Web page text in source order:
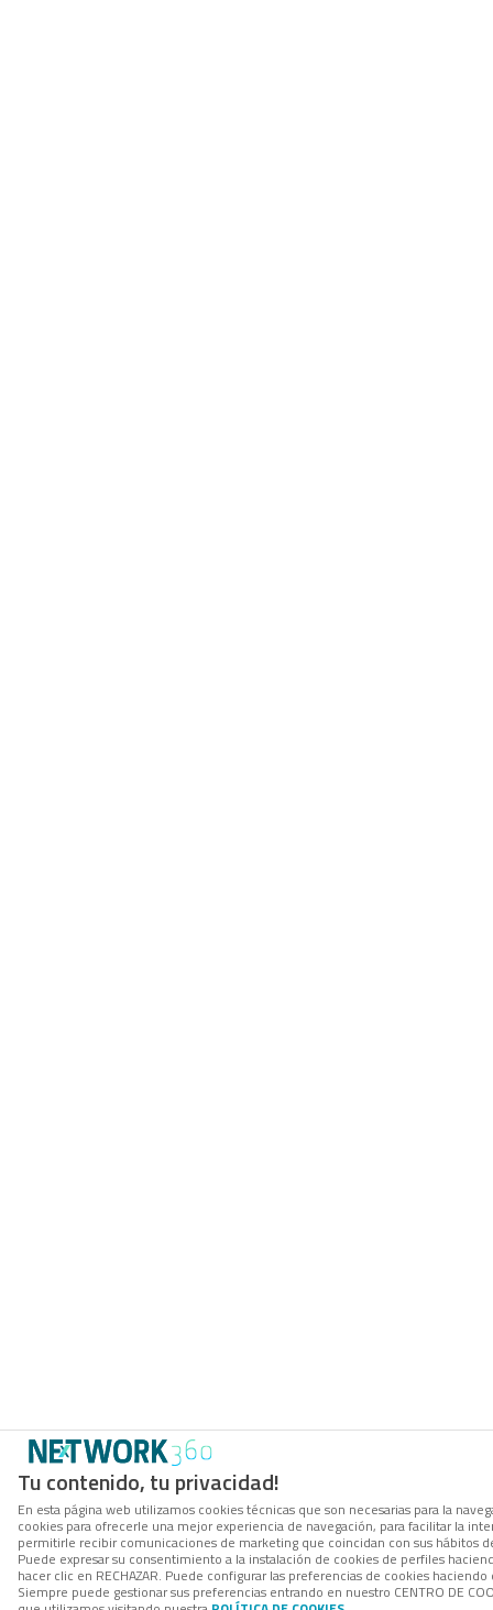
Tu contenido, tu privacidad!
En esta página web utilizamos cookies técnicas que son necesarias para la
cookies para ofrecerle una mejor experiencia de navegación, para facilitar la
permitirle recibir comunicaciones de marketing que coincidan con sus hábitos
Puede expresar su consentimiento a la instalación de cookies de perfiles
hacer clic en RECHAZAR. Puede configurar las preferencias de cookies haciendo
Siempre puede gestionar sus preferencias entrando en nuestro CENTRO DE